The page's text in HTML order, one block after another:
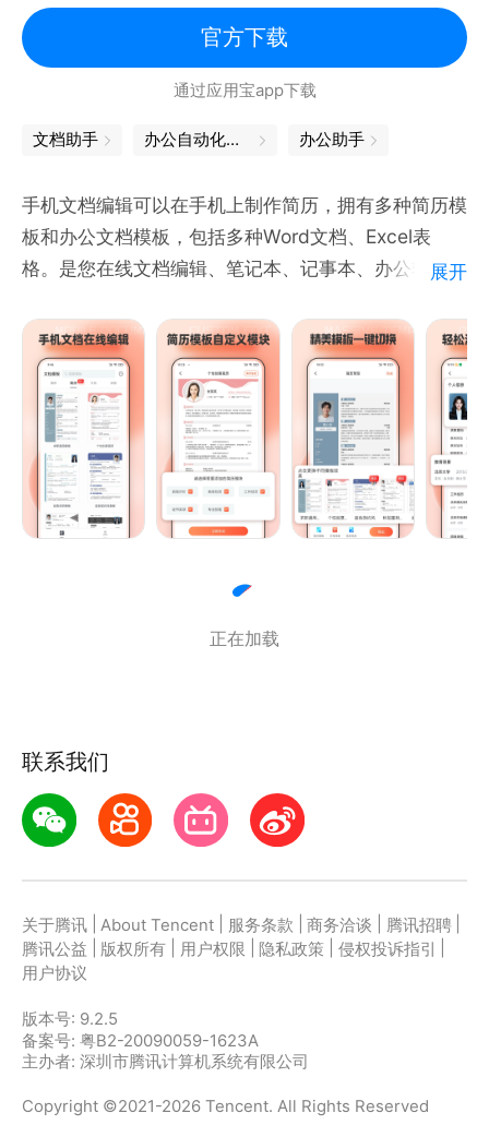
功能亮点
1.在线编辑
word在线编辑，文本样式丰富，实时编辑自动保存文
件不丢失，编辑具有段落设置、字体、列表、图文排
公，制作高质量文档，实现随时随地手机办公；
2.品质教学
提供丰富的教学课程，新人、进阶、专家教学课程简单
易懂，做演讲中出色的仔。让您的演示更加生动有趣。
我们提供的演示功能可以让您的文档变成一份动态的演
示文稿，让您的观众更容易理解您的思路。
官方下载
通过应用宝app下载
文档助手 办公自动化软件 办公助手
手机文档编辑可以在手机上制作简历，拥有多种简历模
板和办公文档模板，包括多种Word文档、Excel表
格。是您在线文档编辑、笔记本、记事本、办公软件、
高效节省制作设计时间，让您轻松面对职场，制作高质
量文档！为您的求职路保驾护航！是办公学习必备的软
件！
==功能特点==
【简历模板】提供多种在线简历模板，新增个人信息即
【分享导出】模板和简历在线编辑以后直接导出到手机
或微信、QQ、钉钉等...
展开
正在加载
联系我们
关于腾讯 About Tencent 服务条款 商务洽谈 腾讯招聘
腾讯公益
版权所有 用户权限 隐私政策 侵权投诉指引
用户协议
版本号: 9.2.5
备案号: 粤B2-20090059-1623A
主办者: 深圳市腾讯计算机系统有限公司
Copyright ©2021-2026 Tencent. All Rights Reserved